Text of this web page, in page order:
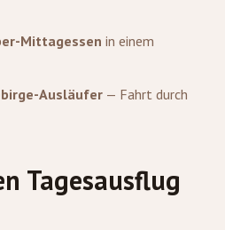
Mittagessen in einem
Ausläufer — Fahrt durch
Tagesausflug